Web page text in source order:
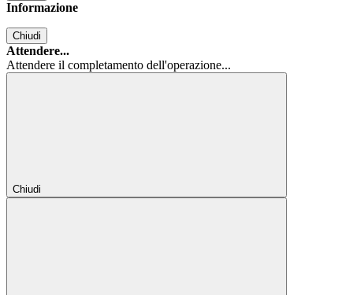
Informazione
Chiudi
Attendere...
Attendere il completamento dell'operazione...
Chiudi